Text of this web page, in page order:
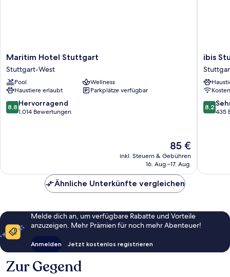
Maritim
Hotel
Stuttgart
Stuttgart-
West
Maritim Hotel Stuttgart
Stuttgart-West
Pool
Wellness
Haustiere erlaubt
Parkplätze verfügbar
8.8
von
8,8 Hervorragend
1.014 Bewertungen
Der
Preis
beträgt
85 €
inkl. Steuern & Gebühren
16. Aug.–17. Aug.
ibis
Süd
ibis
8.2
von
8,2
435
Ähnliche Unterkünfte vergleichen
Melde dich an, um verfügbare Rabatte und Vorteile
anzuzeigen. Mehr Prämien für noch mehr Abenteuer!
Anmelden Jetzt kostenlos registrieren
Zur Gegend